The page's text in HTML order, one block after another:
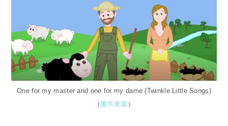
One for my master and one for my dame (Twinkle Little Songs)
（ 圖片來源 ）